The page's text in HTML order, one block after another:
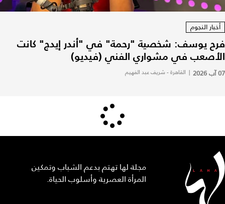
أخبار النجوم
فرح يوسف: شخصية "رحمة" في "أندر إيدج" كانت
الأصعب في مشواري الفني (فيديو)
07 آب 2026 | القاهرة - شريف عبد الفهيم
مجلة لها تهتم بدعم الشباب وتمكين
المرأة العصرية وأسلوب الحياة.